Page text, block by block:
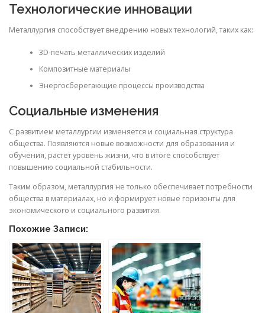
Технологические инновации
Металлургия способствует внедрению новых технологий, таких как:
3D-печать металлических изделий
Композитные материалы
Энергосберегающие процессы производства
Социальные изменения
С развитием металлургии изменяется и социальная структура
общества. Появляются новые возможности для образования и
обучения, растет уровень жизни, что в итоге способствует
повышению социальной стабильности.
Таким образом, металлургия не только обеспечивает потребности
общества в материалах, но и формирует новые горизонты для
экономического и социального развития.
Похожие Записи: